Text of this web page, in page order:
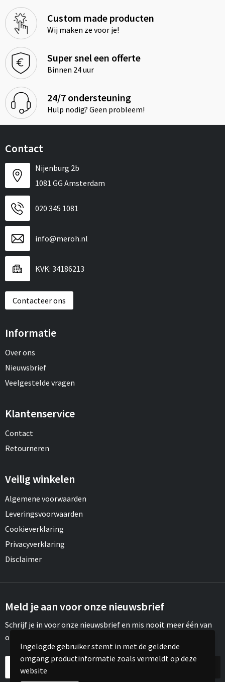
Custom made producten
Wij maken ze voor je!
Super snel een offerte
Binnen 24 uur
24/7 ondersteuning
Hulp nodig? Geen probleem!
Contact
Nijenburg 2b
1081 GG Amsterdam
020 345 1081
info@meroh.nl
KVK: 34186213
Contacteer ons
Informatie
Over ons
Nieuwsbrief
Veelgestelde vragen
Klantenservice
Contact
Retourneren
Veilig winkelen
Algemene voorwaarden
Leveringsvoorwaarden
Cookieverklaring
Privacyverklaring
Disclaimer
Meld je aan voor onze nieuwsbrief
Schrijf je in voor onze nieuwsbrief en mis nooit meer één van
onze leuke aanbiedingen of updates.
Ingelogde gebruiker stemt in met de geldende
omgang productinformatie zoals vermeldt op deze
website